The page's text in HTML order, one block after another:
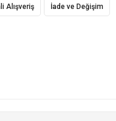
Alışveriş İade ve Değişim